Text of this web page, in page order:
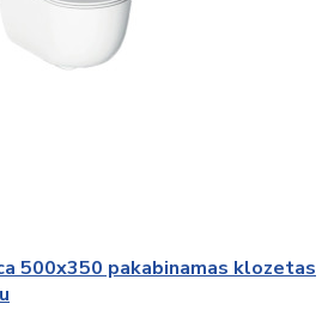
500x350 pakabinamas klozetas